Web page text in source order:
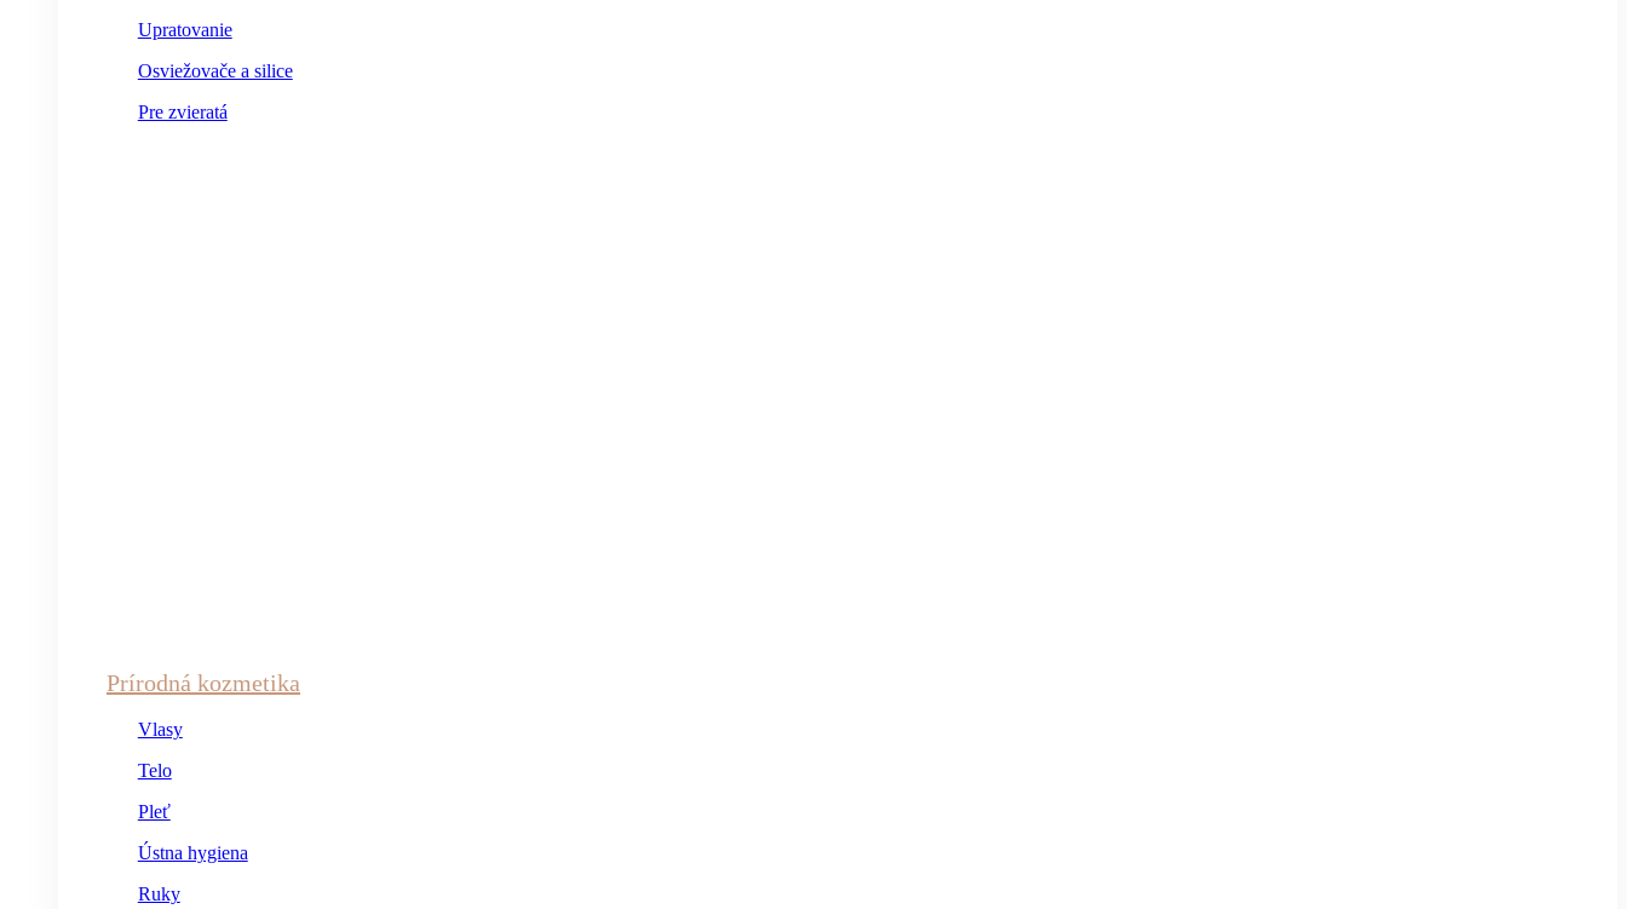
Upratovanie
Osviežovače a silice
Pre zvieratá
Prírodná kozmetika
Vlasy
Telo
Pleť
Ústna hygiena
Ruky